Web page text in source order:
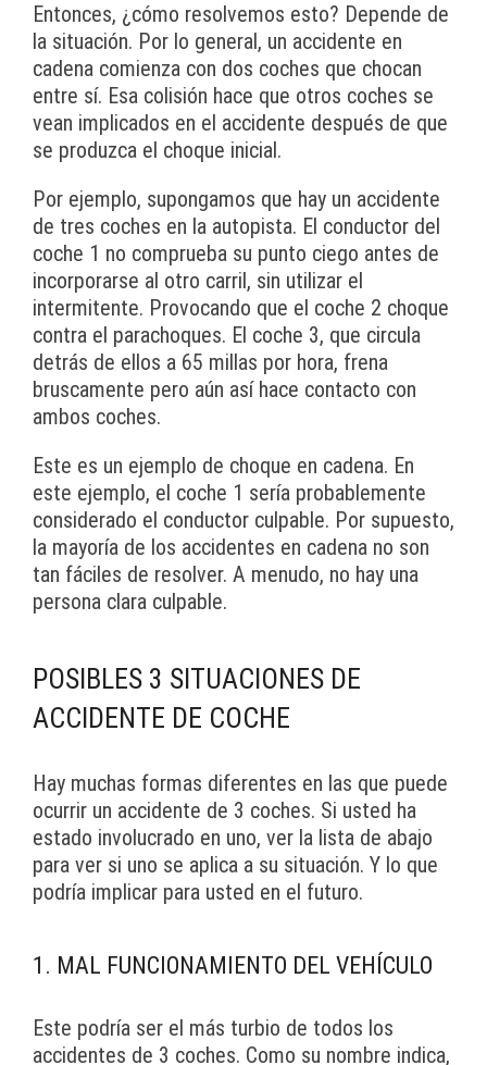
Entonces, ¿cómo resolvemos esto? Depende de
la situación. Por lo general, un accidente en
cadena comienza con dos coches que chocan
entre sí. Esa colisión hace que otros coches se
vean implicados en el accidente después de que
se produzca el choque inicial.
Por ejemplo, supongamos que hay un accidente
de tres coches en la autopista. El conductor del
coche 1 no comprueba su punto ciego antes de
incorporarse al otro carril, sin utilizar el
intermitente. Provocando que el coche 2 choque
contra el parachoques. El coche 3, que circula
detrás de ellos a 65 millas por hora, frena
bruscamente pero aún así hace contacto con
ambos coches.
Este es un ejemplo de choque en cadena. En
este ejemplo, el coche 1 sería probablemente
considerado el conductor culpable. Por supuesto,
la mayoría de los accidentes en cadena no son
tan fáciles de resolver. A menudo, no hay una
persona clara culpable.
POSIBLES 3 SITUACIONES DE
ACCIDENTE DE COCHE
Hay muchas formas diferentes en las que puede
ocurrir un accidente de 3 coches. Si usted ha
estado involucrado en uno, ver la lista de abajo
para ver si uno se aplica a su situación. Y lo que
podría implicar para usted en el futuro.
1. MAL FUNCIONAMIENTO DEL VEHÍCULO
Este podría ser el más turbio de todos los
accidentes de 3 coches. Como su nombre indica,